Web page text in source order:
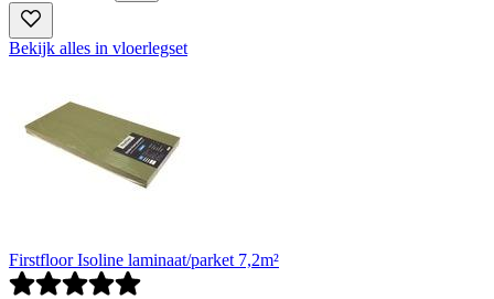
Bekijk alles in vloerlegset
Firstfloor Isoline laminaat/parket 7,2m²